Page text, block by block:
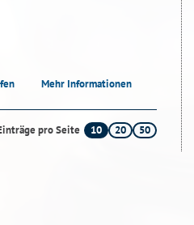
Mehr Informationen
pro Seite 10 20 50